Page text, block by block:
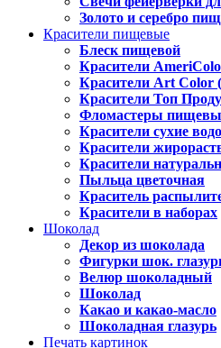
Золото и серебро
Красители пищевые
Блеск пищевой
Красители
Красители Art Color
Красители Топ
Фломастеры
Красители сухие
Красители
Красители
Пыльца цветочная
Краситель
Красители в наборах
Шоколад
Декор из шоколада
Фигурки шок.
Велюр шоколадный
Шоколад
Какао и какао-масло
Шоколадная глазурь
Печать картинок